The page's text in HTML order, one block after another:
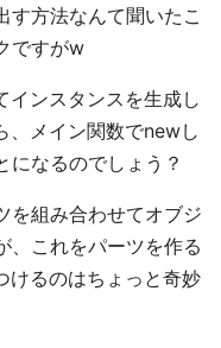
す方法なんて聞いたこ
ですがw
インスタンスを生成し
、メイン関数でnewし
になるのでしょう？
を組み合わせてオブジ
、これをパーツを作る
けるのはちょっと奇妙